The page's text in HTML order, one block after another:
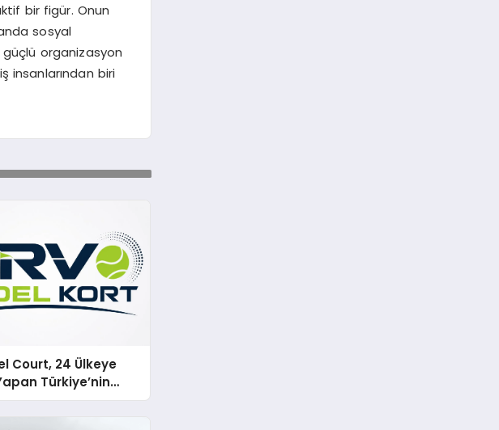
bir figür. Onun
sosyal
güçlü organizasyon
insanlarından biri
Court, 24 Ülkeye
Türkiye’nin
Üretim Gücü